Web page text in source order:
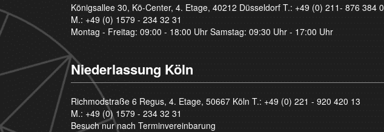
Königsallee 30, Kö-Center, 4. Etage, 40212 Düsseldorf T.: +49 (0) 211- 876 384 0
M.: +49 (0) 1579 - 234 32 31
Montag - Freitag: 09:00 - 18:00 Uhr Samstag: 09:30 Uhr - 17:00 Uhr
Niederlassung Köln
Richmodstraße 6 Regus, 4. Etage, 50667 Köln T.: +49 (0) 221 - 920 420 13
M.: +49 (0) 1579 - 234 32 31
Besuch nur nach Terminvereinbarung